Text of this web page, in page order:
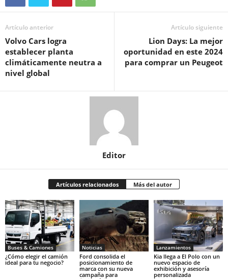
Artículo anterior
Volvo Cars logra
establecer planta
climáticamente neutra a
nivel global
Artículo siguiente
Lion Days: La mejor
oportunidad en este 2024
para comprar un Peugeot
Editor
Artículos relacionados Más del autor
Buses & Camiones
¿Cómo elegir el camión
ideal para tu negocio?
Noticias
Ford consolida el
posicionamiento de
marca con su nueva
campaña para
Lanzamientos
Kia llega a El Polo con un
nuevo espacio de
exhibición y asesoría
personalizada